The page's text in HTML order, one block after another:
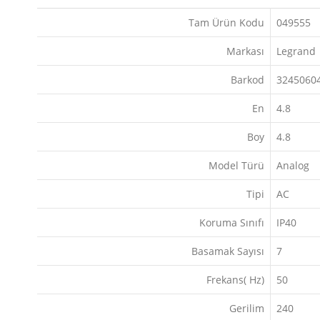
Tam Ürün Kodu 049555
Markası Legrand
Barkod
En 4.8
Boy 4.8
Model Türü Analog
Tipi AC
Koruma Sınıfı IP40
Basamak Sayısı 7
Frekans( Hz) 50
Gerilim 240